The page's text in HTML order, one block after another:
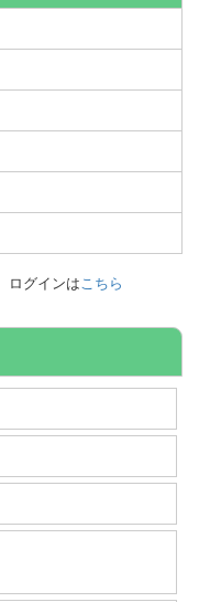
ログインはこちら